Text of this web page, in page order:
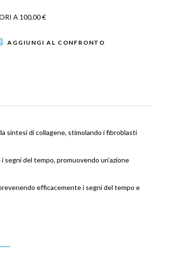
A 100,00 €
AGGIUNGI AL CONFRONTO
sintesi di collagene, stimolando i fibroblasti
del tempo, promuovendo un’azione
efficacemente i segni del tempo e